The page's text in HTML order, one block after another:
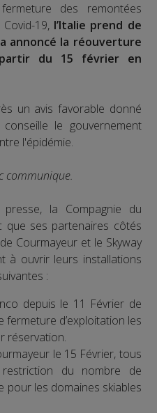
des remontées
19, l’Italie prend de
annoncé la réouverture
du 15 février en
un avis favorable donné
le gouvernement
l'épidémie.
communique.
la Compagnie du
que ses partenaires côtés
Courmayeur et le Skyway
à ouvrir leurs installations
:
depuis le 11 Février de
fermeture d’exploitation les
réservation.
le 15 Février, tous
du nombre de
pour les domaines skiables